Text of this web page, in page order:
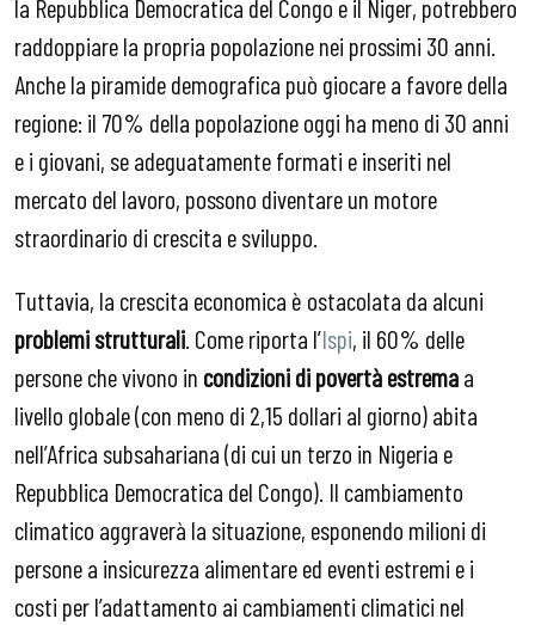
la Repubblica Democratica del Congo e il Niger, potrebbero
raddoppiare la propria popolazione nei prossimi 30 anni.
Anche la piramide demografica può giocare a favore della
regione: il 70% della popolazione oggi ha meno di 30 anni
e i giovani, se adeguatamente formati e inseriti nel
mercato del lavoro, possono diventare un motore
straordinario di crescita e sviluppo.
Tuttavia, la crescita economica è ostacolata da alcuni
problemi strutturali. Come riporta l’Ispi, il 60% delle
persone che vivono in condizioni di povertà estremaa
livello globale (con meno di 2,15 dollari al giorno) abita
nell’Africa subsahariana (di cui un terzo in Nigeria e
Repubblica Democratica del Congo). Il cambiamento
climatico aggraverà la situazione, esponendo milioni di
persone a insicurezza alimentare ed eventi estremi e i
costi per l’adattamento ai cambiamenti climatici nel